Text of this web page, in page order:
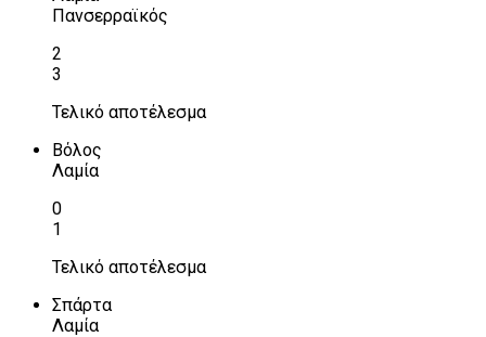
Πανσερραϊκός
2
3
Τελικό αποτέλεσμα
Βόλος
Λαμία
0
1
Τελικό αποτέλεσμα
Σπάρτα
Λαμία